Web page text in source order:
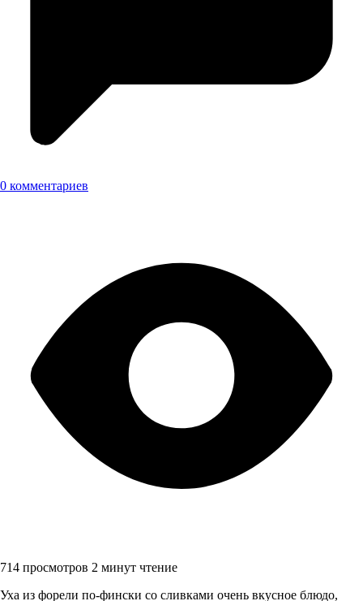
0 комментариев
714 просмотров 2 минут чтение
Уха из форели по-фински со сливками очень вкусное блюдо,